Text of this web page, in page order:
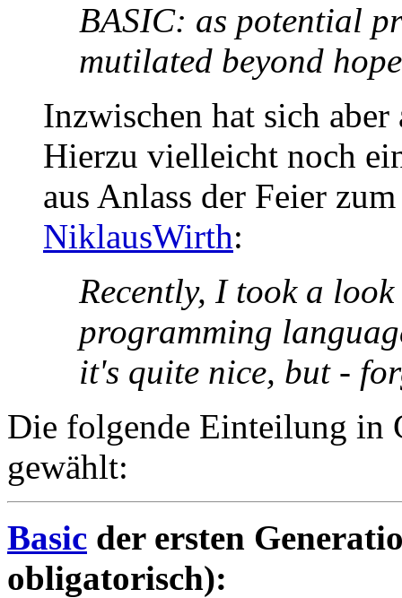
BASIC: as potential
mutilated beyond
Inzwischen hat sich
Hierzu vielleicht noch
aus Anlass der Feier
NiklausWirth:
Recently, I took a
programming
it's quite nice, but -
Die folgende Einteilung in
gewählt:
Basic der ersten
obligatorisch):